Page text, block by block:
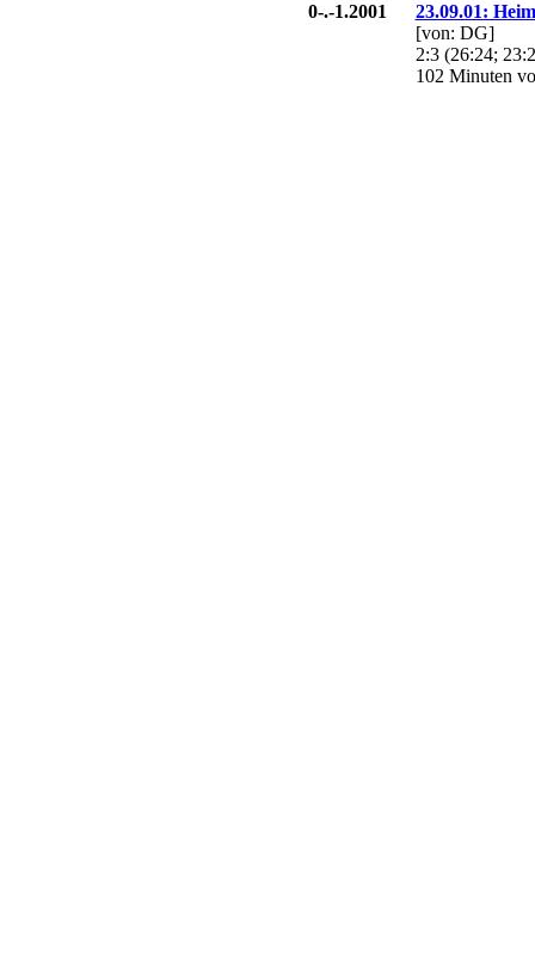
0-.-1.2001
23.09.01:
[von: DG]
2:3 (26:24;
102 Minuten